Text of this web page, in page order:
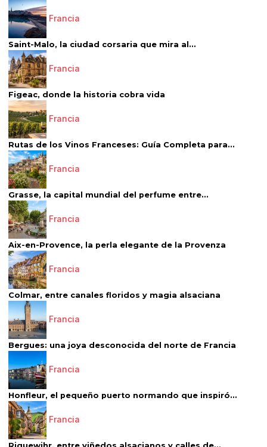
Francia
Saint-Malo, la ciudad corsaria que mira al...
Francia
Figeac, donde la historia cobra vida
Francia
Rutas de los Vinos Franceses: Guía Completa para...
Francia
Grasse, la capital mundial del perfume entre...
Francia
Aix-en-Provence, la perla elegante de la Provenza
Francia
Colmar, entre canales floridos y magia alsaciana
Francia
Bergues: una joya desconocida del norte de Francia
Francia
Honfleur, el pequeño puerto normando que inspiró...
Francia